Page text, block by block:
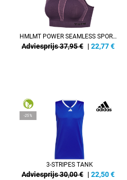
HMLMT POWER SEAMLESS SPORTS BRA
Adviesprijs 37,95 € | 22,77€
-25%
3-STRIPES TANK
Adviesprijs 30,00 € | 22,50€